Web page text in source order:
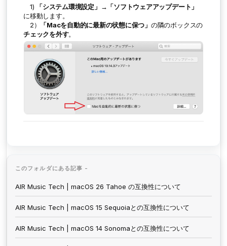
1)
「システム環境設定」→「ソフトウェアアップデート」
に移動します。
2）
「Macを自動的に最新の状態に保つ」 の隣のボックスの
チェックを外す。
このフォルダにある記事 -
AIR Music Tech | macOS 26 Tahoe の互換性について
AIR Music Tech | macOS 15 Sequoiaとの互換性について
AIR Music Tech | macOS 14 Sonomaとの互換性について